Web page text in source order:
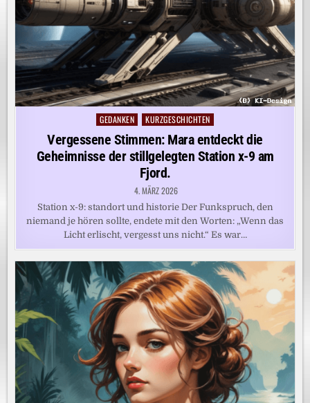
Posted
GEDANKEN KURZGESCHICHTEN
Vergessene Stimmen: Mara entdeckt die
Geheimnisse der stillgelegten Station x-9 am
Fjord.
4. MÄRZ 2026
Station x-9: standort und historie Der Funkspruch, den
niemand je hören sollte, endete mit den Worten: „Wenn das
Licht erlischt, vergesst uns nicht.“ Es war…